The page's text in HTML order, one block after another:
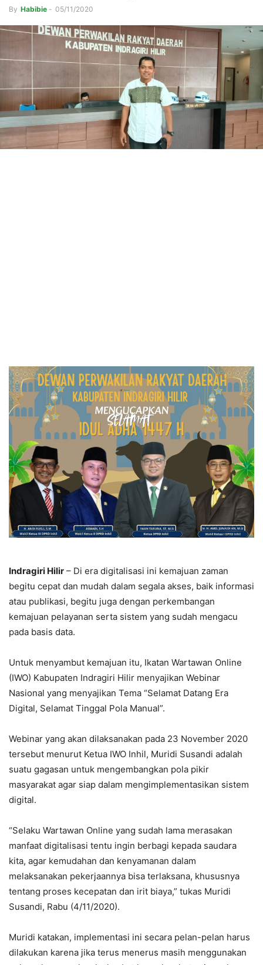
By Habibie - 05/11/2020
Indragiri Hilir – Di era digitalisasi ini kemajuan zaman
begitu cepat dan mudah dalam segala akses, baik informasi
atau publikasi, begitu juga dengan perkembangan
kemajuan pelayanan serta sistem yang sudah mengacu
pada basis data.
Untuk menyambut kemajuan itu, Ikatan Wartawan Online
(IWO) Kabupaten Indragiri Hilir menyajikan Webinar
Nasional yang menyajikan Tema “Selamat Datang Era
Digital, Selamat Tinggal Pola Manual”.
Webinar yang akan dilaksanakan pada 23 November 2020
tersebut menurut Ketua IWO Inhil, Muridi Susandi adalah
suatu gagasan untuk mengembangkan pola pikir
masyarakat agar siap dalam mengimplementasikan sistem
digital.
“Selaku Wartawan Online yang sudah lama merasakan
manfaat digitalisasi tentu ingin berbagi kepada saudara
kita, agar kemudahan dan kenyamanan dalam
melaksanakan pekerjaannya bisa terlaksana, khususnya
tentang proses kecepatan dan irit biaya,” tukas Muridi
Susandi, Rabu (4/11/2020).
Muridi katakan, implementasi ini secara pelan-pelan harus
dilakukan karena jika terus menerus masih menggunakan